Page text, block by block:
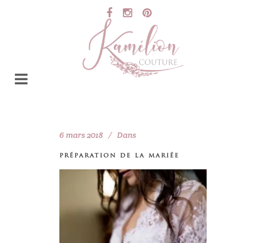
6 mars 2018 Dans
préparation de la mariée